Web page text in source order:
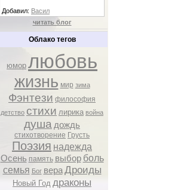
Добавил: Васил
читать блог
Облако тегов
юмор любовь
жизнь мир зима
Фэнтези философия
детство стихи лирика война
душа дождь
стихотворение Грусть
Поэзия надежда
Осень память выбор боль
семья Бог вера Дроиды
Новый Год драконы